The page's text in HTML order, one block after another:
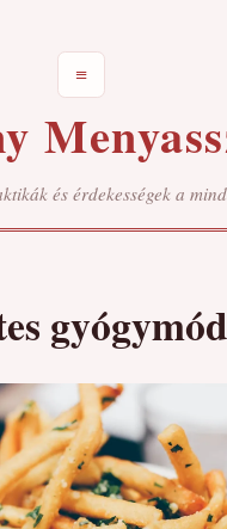
≡
és érdekességek a